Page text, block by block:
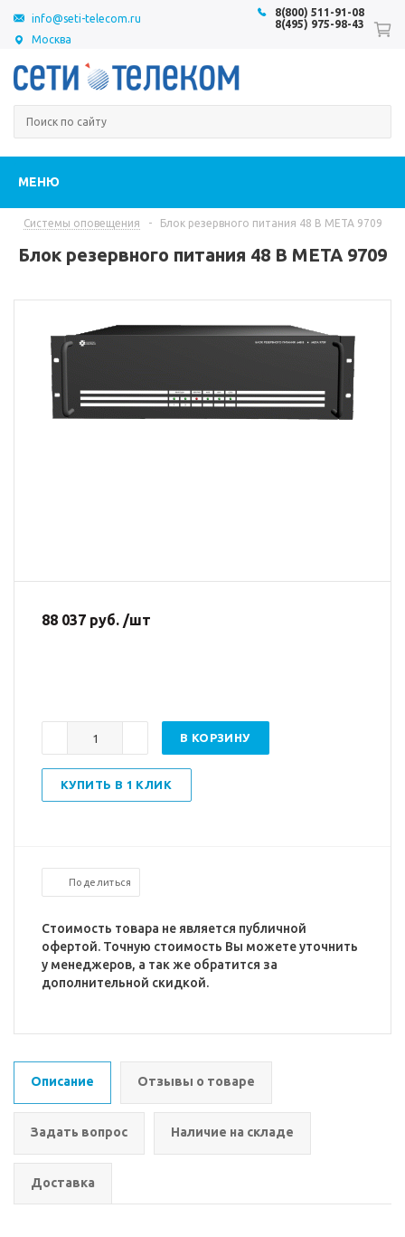
Москва
8(800) 511-91-08
8(495) 975-98-43
info@seti-telecom.ru
МЕНЮ
Системы оповещения - Блок резервного питания 48 В МЕТА 9709
Блок резервного питания 48 В МЕТА 9709
88 037 руб. /шт
В КОРЗИНУ
КУПИТЬ В 1 КЛИК
Поделиться
Стоимость товара не является публичной
офертой. Точную стоимость Вы можете уточнить
у менеджеров, а так же обратится за
дополнительной скидкой.
Описание Отзывы о товаре
Задать вопрос Наличие на складе
Доставка